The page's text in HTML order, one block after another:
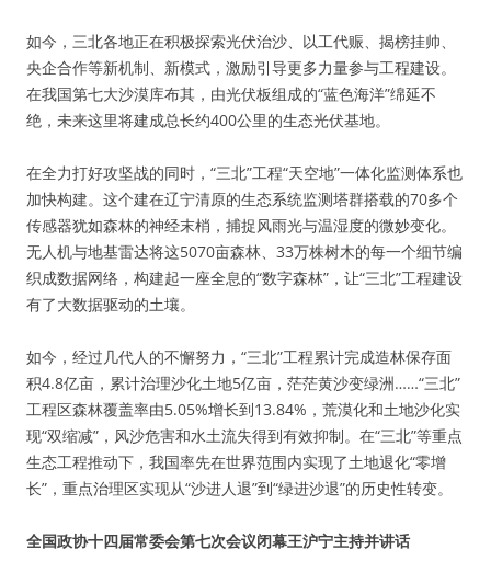
如今，三北各地正在积极探索光伏治沙、以工代赈、揭榜挂帅、
央企合作等新机制、新模式，激励引导更多力量参与工程建设。
在我国第七大沙漠库布其，由光伏板组成的“蓝色海洋”绵延不
绝，未来这里将建成总长约400公里的生态光伏基地。
在全力打好攻坚战的同时，“三北”工程“天空地”一体化监测体系也
加快构建。这个建在辽宁清原的生态系统监测塔群搭载的70多个
传感器犹如森林的神经末梢，捕捉风雨光与温湿度的微妙变化。
无人机与地基雷达将这5070亩森林、33万株树木的每一个细节编
织成数据网络，构建起一座全息的“数字森林”，让“三北”工程建设
有了大数据驱动的土壤。
如今，经过几代人的不懈努力，“三北”工程累计完成造林保存面
积4.8亿亩，累计治理沙化土地5亿亩，茫茫黄沙变绿洲……“三北”
工程区森林覆盖率由5.05%增长到13.84%，荒漠化和土地沙化实
现“双缩减”，风沙危害和水土流失得到有效抑制。在“三北”等重点
生态工程推动下，我国率先在世界范围内实现了土地退化“零增
长”，重点治理区实现从“沙进人退”到“绿进沙退”的历史性转变。
全国政协十四届常委会第七次会议闭幕王沪宁主持并讲话